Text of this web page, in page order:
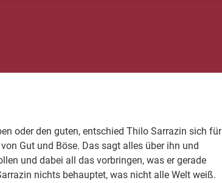
oder den guten, entschied Thilo Sarrazin sich für
Gut und Böse. Das sagt alles über ihn und
und dabei all das vorbringen, was er gerade
nichts behauptet, was nicht alle Welt weiß.